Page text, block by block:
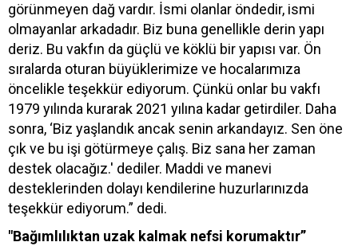
görünmeyen dağ vardır. İsmi olanlar öndedir, ismi
olmayanlar arkadadır. Biz buna genellikle derin yapı
deriz. Bu vakfın da güçlü ve köklü bir yapısı var. Ön
sıralarda oturan büyüklerimize ve hocalarımıza
öncelikle teşekkür ediyorum. Çünkü onlar bu vakfı
1979 yılında kurarak 2021 yılına kadar getirdiler. Daha
sonra, ‘Biz yaşlandık ancak senin arkandayız. Sen öne
çık ve bu işi götürmeye çalış. Biz sana her zaman
destek olacağız.' dediler. Maddi ve manevi
desteklerinden dolayı kendilerine huzurlarınızda
teşekkür ediyorum.” dedi.
"Bağımlılıktan uzak kalmak nefsi korumaktır”